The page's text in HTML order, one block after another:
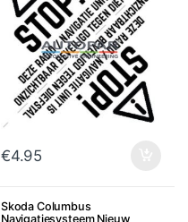
€4.95
Skoda Columbus
Navigatiesysteem Nieuw